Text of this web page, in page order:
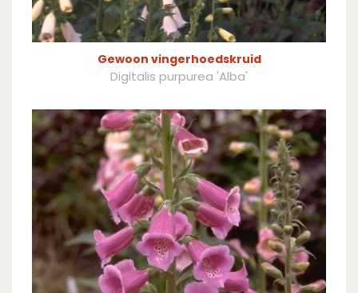
Gewoon vingerhoedskruid
Digitalis purpurea 'Alba'